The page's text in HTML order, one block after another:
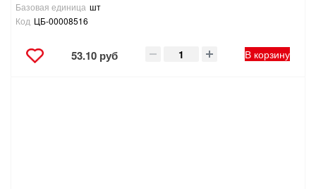
Базовая единица шт
Код ЦБ-00008516
53.10 руб В корзину